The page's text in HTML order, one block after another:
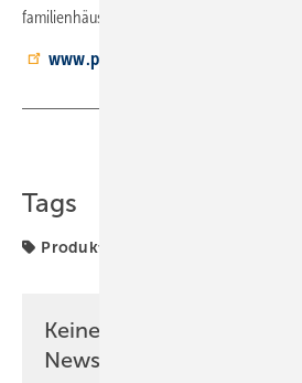
familienhäuser ab.
www.paw.eu
Tags
Produkte
Keine Zeit? Kein Problem
Newsletter!